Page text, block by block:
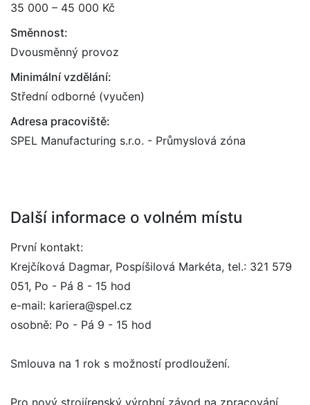
35 000 – 45 000 Kč
Směnnost:
Dvousměnný provoz
Minimální vzdělání:
Střední odborné (vyučen)
Adresa pracoviště:
SPEL Manufacturing s.r.o. - Průmyslová zóna
Další informace o volném místu
První kontakt:
Krejčíková Dagmar, Pospíšilová Markéta, tel.: 321 579
051, Po - Pá 8 - 15 hod
e-mail: kariera@spel.cz
osobně: Po - Pá 9 - 15 hod
Smlouva na 1 rok s možností prodloužení.
Pro nový strojírenský výrobní závod na zpracování